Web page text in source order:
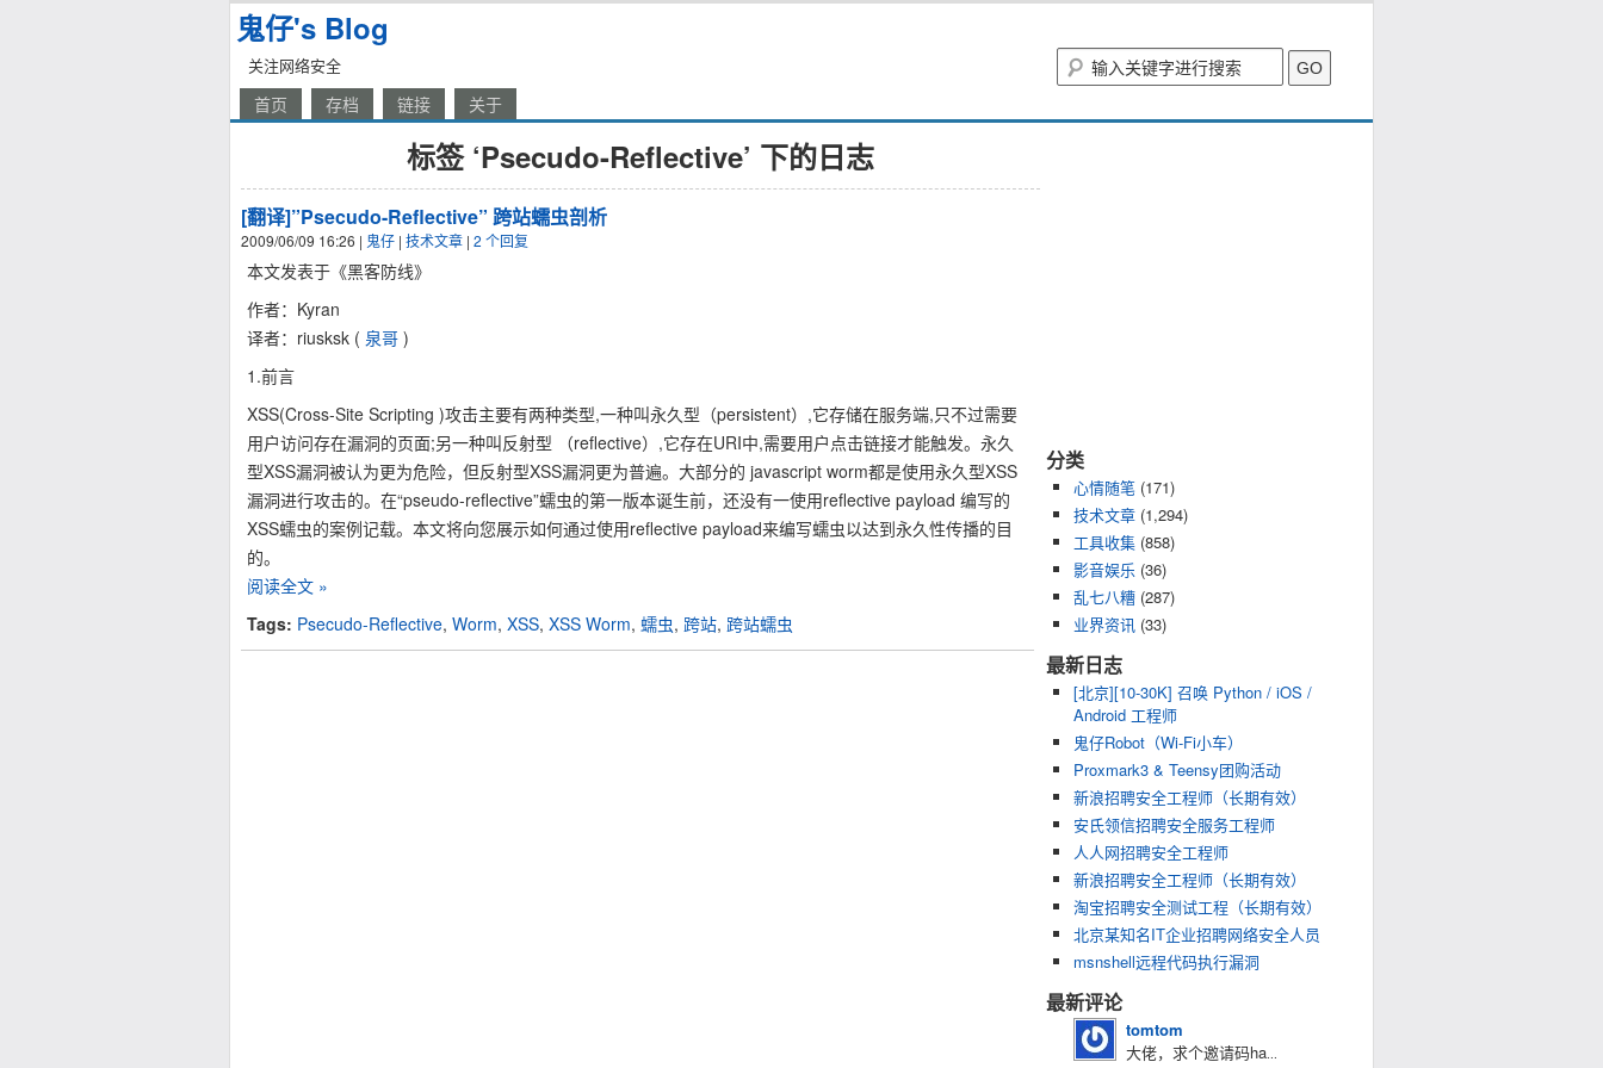
鬼仔's Blog
关注网络安全
首页 存档 链接 关于
标签 ‘Psecudo-Reflective’ 下的日志
[翻译]”Psecudo-Reflective” 跨站蠕虫剖析
2009/06/09 16:26 | 鬼仔 | 技术文章 | 2 个回复
本文发表于《黑客防线》
作者：Kyran
译者：riusksk ( 泉哥 )
1.前言
XSS(Cross-Site Scripting )攻击主要有两种类型,一种叫永久型（persistent）,它存储在服务端,只不过需要
用户访问存在漏洞的页面;另一种叫反射型 （reflective）,它存在URI中,需要用户点击链接才能触发。永久
型XSS漏洞被认为更为危险，但反射型XSS漏洞更为普遍。大部分的 javascript worm都是使用永久型XSS
漏洞进行攻击的。在“pseudo-reflective”蠕虫的第一版本诞生前，还没有一使用reflective payload 编写的
XSS蠕虫的案例记载。本文将向您展示如何通过使用reflective payload来编写蠕虫以达到永久性传播的目
的。
阅读全文 »
Tags: Psecudo-Reflective, Worm, XSS, XSS Worm, 蠕虫, 跨站, 跨站蠕虫
分类
心情随笔 (171)
技术文章 (1,294)
工具收集 (858)
影音娱乐 (36)
乱七八糟 (287)
业界资讯 (33)
最新日志
[北京][10-30K] 召唤 Python / iOS /
Android 工程师
鬼仔Robot（Wi-Fi小车）
Proxmark3 & Teensy团购活动
新浪招聘安全工程师（长期有效）
安氏领信招聘安全服务工程师
人人网招聘安全工程师
新浪招聘安全工程师（长期有效）
淘宝招聘安全测试工程（长期有效）
北京某知名IT企业招聘网络安全人员
msnshell远程代码执行漏洞
最新评论
tomtom
大佬，求个邀请码ha...